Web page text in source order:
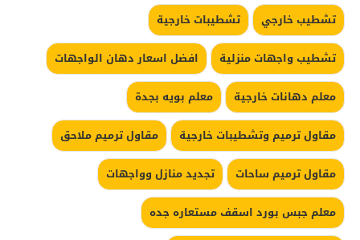
تشطيب خارجي
تشطيبات خارجية
تشطيب واجهات منزلية
افضل اسعار دهان الواجهات
معلم دهانات خارجية
معلم بويه بجدة
مقاول ترميم وتشطيبات خارجية
مقاول ترميم ملاحق
مقاول ترميم ساحات
تجديد منازل وواجهات
معلم جبس بورد اسقف مستعاره جده